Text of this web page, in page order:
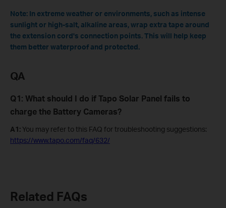
Note: In extreme weather or environments, such as intense
sunlight or high-salt, alkaline areas, wrap extra tape around
the extension cord's connection points. This will help keep
them better waterproof and protected.
QA
Q1: What should I do if Tapo Solar Panel fails to
charge the Battery Cameras?
A1: You may refer to this FAQ for troubleshooting suggestions:
https://www.tapo.com/faq/632/
Related FAQs